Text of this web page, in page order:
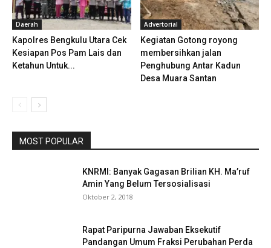
Daerah
Kapolres Bengkulu Utara Cek
Kesiapan Pos Pam Lais dan
Ketahun Untuk...
Advertorial
Kegiatan Gotong royong
membersihkan jalan
Penghubung Antar Kadun
Desa Muara Santan
MOST POPULAR
KNRMI: Banyak Gagasan Brilian KH. Ma’ruf
Amin Yang Belum Tersosialisasi
Oktober 2, 2018
Rapat Paripurna Jawaban Eksekutif
Pandangan Umum Fraksi Perubahan Perda